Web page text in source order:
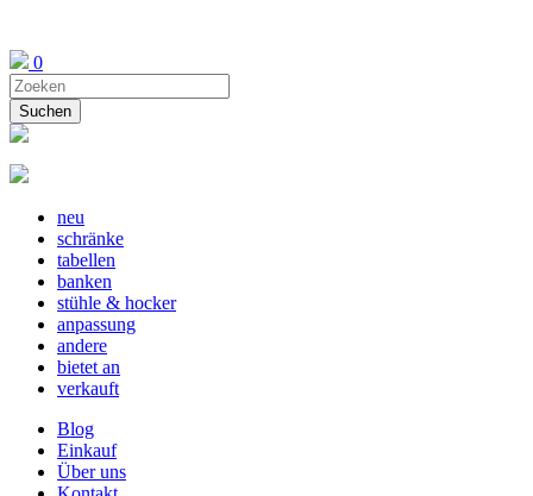
0
neu
schränke
tabellen
banken
stühle & hocker
anpassung
andere
bietet an
verkauft
Blog
Einkauf
Über uns